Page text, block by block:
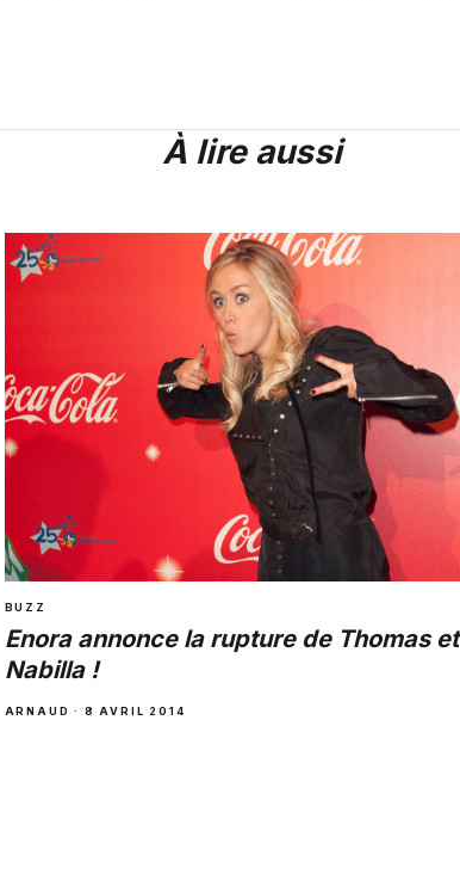
À lire aussi
BUZZ
Enora annonce la rupture de Thomas et
Nabilla !
ARNAUD · 8 AVRIL 2014